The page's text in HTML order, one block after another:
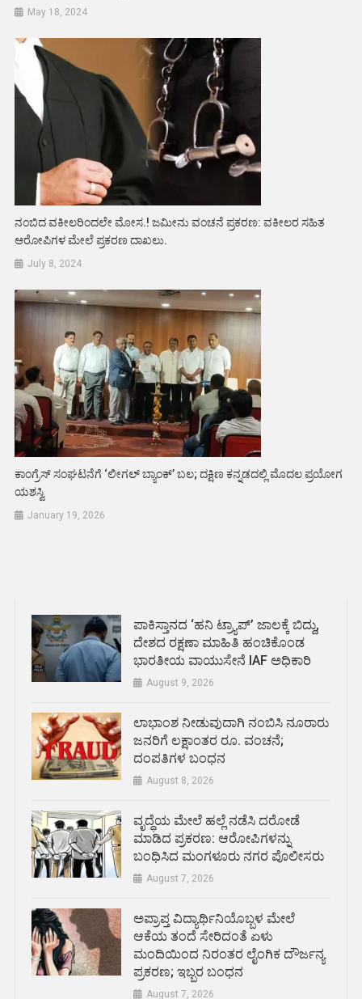
May 18, 2024
ನಂಬಿದ ವಕೀಲರಿಂದಲೇ ಮೋಸ.! ಜಮೀನು ವಂಚನೆ ಪ್ರಕರಣ: ವಕೀಲರ ಸಹಿತ
ಆರೋಪಿಗಳ ಮೇಲೆ ಪ್ರಕರಣ ದಾಖಲು.
July 8, 2024
ಕಾಂಗ್ರೆಸ್ ಸಂಘಟನೆಗೆ ‘ಲೀಗಲ್ ಬ್ಯಾಂಕ್’ ಬಲ; ದಕ್ಷಿಣ ಕನ್ನಡದಲ್ಲಿ ಮೊದಲ ಪ್ರಯೋಗ
ಯಶಸ್ವಿ
January 19, 2026
ಪಾಕಿಸ್ತಾನದ ‘ಹನಿ ಟ್ರ್ಯಾಪ್’ ಜಾಲಕ್ಕೆ ಬಿದ್ದು,
ದೇಶದ ರಕ್ಷಣಾ ಮಾಹಿತಿ ಹಂಚಿಕೊಂಡ
ಭಾರತೀಯ ವಾಯುಸೇನೆ IAF ಅಧಿಕಾರಿ
August 9, 2026
ಲಾಭಾಂಶ ನೀಡುವುದಾಗಿ ನಂಬಿಸಿ ನೂರಾರು
ಜನರಿಗೆ ಲಕ್ಷಾಂತರ ರೂ. ವಂಚನೆ;
ದಂಪತಿಗಳ ಬಂಧನ
August 8, 2026
ವೃದ್ಧೆಯ ಮೇಲೆ ಹಲ್ಲೆ ನಡೆಸಿ ದರೋಡೆ
ಮಾಡಿದ ಪ್ರಕರಣ: ಆರೋಪಿಗಳನ್ನು
ಬಂಧಿಸಿದ ಮಂಗಳೂರು ನಗರ ಪೊಲೀಸರು
August 7, 2026
ಅಪ್ರಾಪ್ತ ವಿದ್ಯಾರ್ಥಿನಿಯೊಬ್ಬಳ ಮೇಲೆ
ಆಕೆಯ ತಂದೆ ಸೇರಿದಂತೆ ಏಳು
ಮಂದಿಯಿಂದ ನಿರಂತರ ಲೈಂಗಿಕ ದೌರ್ಜನ್ಯ
ಪ್ರಕರಣ; ಇಬ್ಬರ ಬಂಧನ
August 7, 2026